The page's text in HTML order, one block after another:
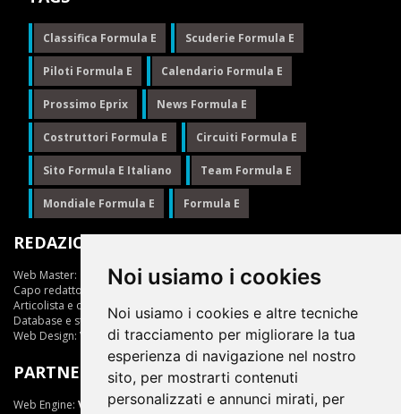
Noi usiamo i cookies
Noi usiamo i cookies e altre tecniche
di tracciamento per migliorare la tua
esperienza di navigazione nel nostro
sito, per mostrarti contenuti
personalizzati e annunci mirati, per
Classifica Formula E Scuderie Formula E
Piloti Formula E Calendario Formula E
Prossimo Eprix News Formula E
Costruttori Formula E Circuiti Formula E
Sito Formula E Italiano Team Formula E
Mondiale Formula E Formula E
REDAZIONE
Web Master:
Ing.Daniele Muscarella
Capo redattore:
Giuseppe Cianci
Articolista e opinionista:
Giuseppe Cianci
Database e statistiche: Marcella Toschi
Web Design: Vittorio Arena
PARTNER
Web Engine: ViDa 3.0